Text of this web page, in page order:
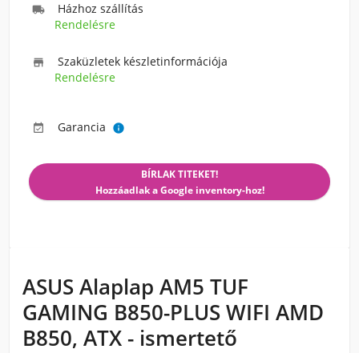

Házhoz szállítás
Rendelésre

Szaküzletek készletinformációja
Rendelésre
 Garancia 
BÍRLAK TITEKET!
Hozzáadlak a Google inventory-hoz!
ASUS Alaplap AM5 TUF
GAMING B850-PLUS WIFI AMD
B850, ATX - ismertető